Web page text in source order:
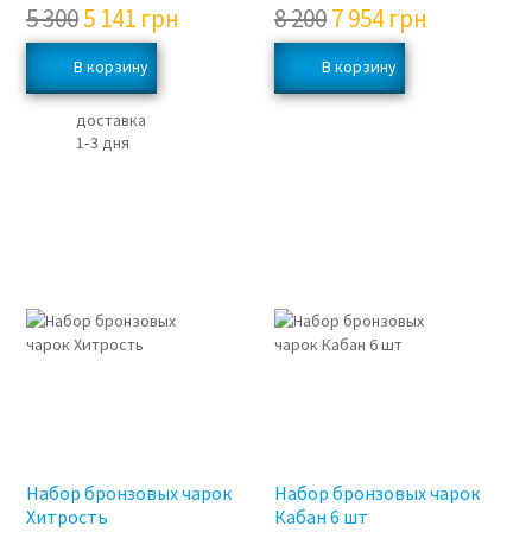
5 3005 141 грн
доставка
1‑3 дня
8 2007 954 грн
Набор бронзовых чарок
Хитрость
Набор бронзовых чарок
Кабан 6 шт